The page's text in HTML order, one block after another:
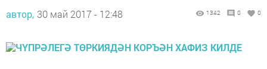
автор, 30 май 2017 - 12:48 1342 0 0